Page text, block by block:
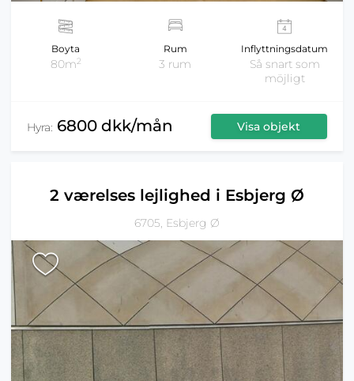
Boyta
80m2
Rum
3 rum
Inflyttningsdatum
Så snart som
möjligt
Hyra: 6800 dkk/mån Visa objekt
2 værelses lejlighed i Esbjerg Ø
6705, Esbjerg Ø